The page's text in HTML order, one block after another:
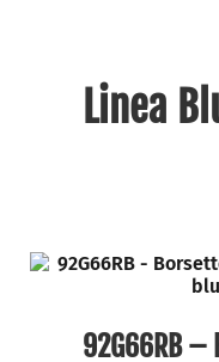
Linea
92G66RB –